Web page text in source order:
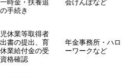
時金・扶養追
手続き
会けんぽなど
休業等取得者
書の提出、育
業給付金の受
格確認
年金事務所・ハロ
ーワークなど